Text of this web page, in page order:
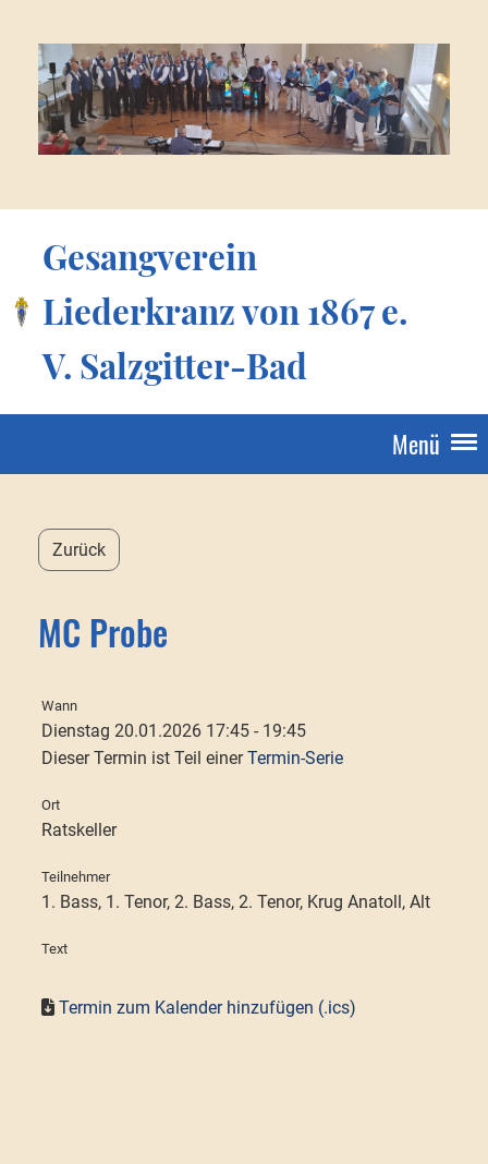
Gesangverein
Liederkranz von 1867 e.
V. Salzgitter-Bad
Menü
Zurück
MC Probe
Wann
Dienstag 20.01.2026 17:45 - 19:45
Dieser Termin ist Teil einerTermin-Serie
Ort
Ratskeller
Teilnehmer
1. Bass, 1. Tenor, 2. Bass, 2. Tenor, Krug Anatoll, Alt
Text
Termin zum Kalender hinzufügen (.ics)